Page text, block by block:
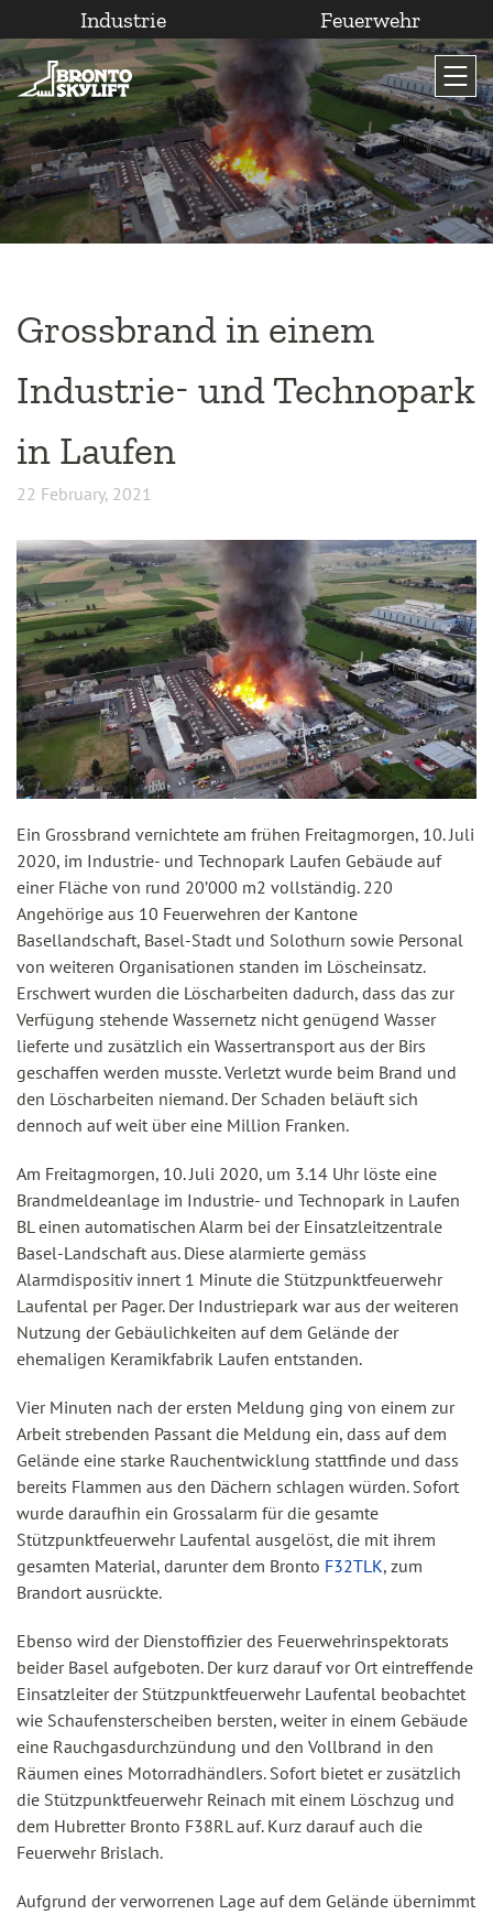
Zum
Inhalt
wechseln
Industrie Feuerwehr
Grossbrand in einem
Industrie- und Technopark
in Laufen
22 February, 2021
Ein Grossbrand vernichtete am frühen Freitagmorgen, 10. Juli
2020, im Industrie- und Technopark Laufen Gebäude auf
einer Fläche von rund 20’000 m2 vollständig. 220
Angehörige aus 10 Feuerwehren der Kantone
Basellandschaft, Basel-Stadt und Solothurn sowie Personal
von weiteren Organisationen standen im Löscheinsatz.
Erschwert wurden die Löscharbeiten dadurch, dass das zur
Verfügung stehende Wassernetz nicht genügend Wasser
lieferte und zusätzlich ein Wassertransport aus der Birs
geschaffen werden musste. Verletzt wurde beim Brand und
den Löscharbeiten niemand. Der Schaden beläuft sich
dennoch auf weit über eine Million Franken.
Am Freitagmorgen, 10. Juli 2020, um 3.14 Uhr löste eine
Brandmeldeanlage im Industrie- und Technopark in Laufen
BL einen automatischen Alarm bei der Einsatzleitzentrale
Basel-Landschaft aus. Diese alarmierte gemäss
Alarmdispositiv innert 1 Minute die Stützpunktfeuerwehr
Laufental per Pager. Der Industriepark war aus der weiteren
Nutzung der Gebäulichkeiten auf dem Gelände der
ehemaligen Keramikfabrik Laufen entstanden.
Vier Minuten nach der ersten Meldung ging von einem zur
Arbeit strebenden Passant die Meldung ein, dass auf dem
Gelände eine starke Rauchentwicklung stattfinde und dass
bereits Flammen aus den Dächern schlagen würden. Sofort
wurde daraufhin ein Grossalarm für die gesamte
Stützpunktfeuerwehr Laufental ausgelöst, die mit ihrem
gesamten Material, darunter dem Bronto F32TLK, zum
Brandort ausrückte.
Ebenso wird der Dienstoffizier des Feuerwehrinspektorats
beider Basel aufgeboten. Der kurz darauf vor Ort eintreffende
Einsatzleiter der Stützpunktfeuerwehr Laufental beobachtet
wie Schaufensterscheiben bersten, weiter in einem Gebäude
eine Rauchgasdurchzündung und den Vollbrand in den
Räumen eines Motorradhändlers. Sofort bietet er zusätzlich
die Stützpunktfeuerwehr Reinach mit einem Löschzug und
dem Hubretter Bronto F38RL auf. Kurz darauf auch die
Feuerwehr Brislach.
Aufgrund der verworrenen Lage auf dem Gelände übernimmt